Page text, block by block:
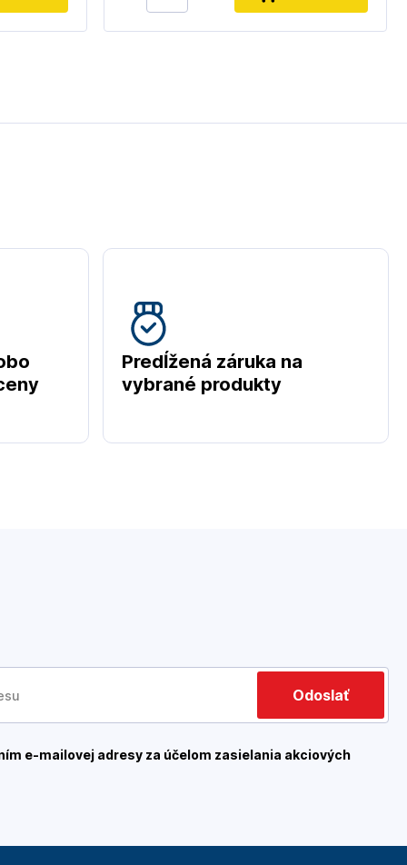
Predĺžená záruka na
vybrané produkty
Odoslať
e-mailovej adresy za účelom zasielania akciových